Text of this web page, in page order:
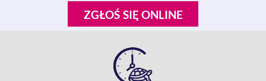
ZGŁOŚ SIĘ ONLINE